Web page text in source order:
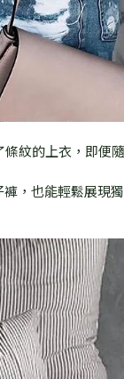
紋的上衣，即便
，也能輕鬆展現